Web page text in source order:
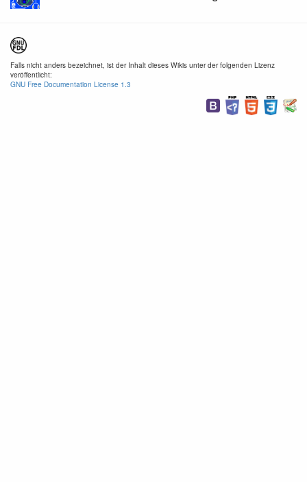
Falls nicht anders bezeichnet, ist der Inhalt dieses Wikis unter der folgenden Lizenz
veröffentlicht:
GNU Free Documentation License 1.3